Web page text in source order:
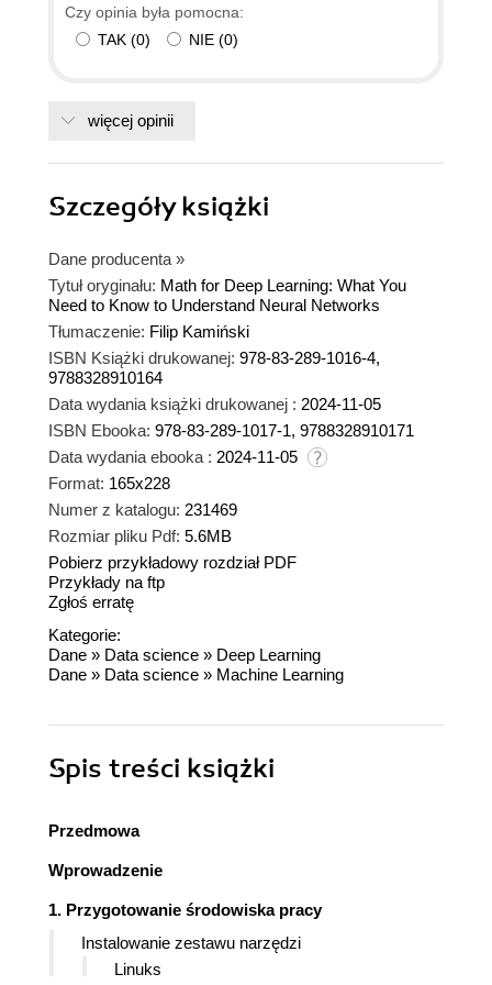
Czy opinia była pomocna:
TAK (0) NIE (0)
więcej opinii
Szczegółyksiążki
Dane producenta »
Tytuł oryginału: Math for Deep Learning: What You
Need to Know to Understand Neural Networks
Tłumaczenie: Filip Kamiński
ISBN Książki drukowanej: 978-83-289-1016-4,
9788328910164
Data wydania książki drukowanej : 2024-11-05
ISBN Ebooka: 978-83-289-1017-1, 9788328910171
Data wydania ebooka : 2024-11-05
Format: 165x228
Numer z katalogu: 231469
Rozmiar pliku Pdf: 5.6MB
Pobierz przykładowy rozdział PDF
Przykłady na ftp
Zgłoś erratę
Kategorie:
Dane » Data science » Deep Learning
Dane » Data science » Machine Learning
Spis treści książki
Przedmowa
Wprowadzenie
1. Przygotowanie środowiska pracy
Instalowanie zestawu narzędzi
Linuks